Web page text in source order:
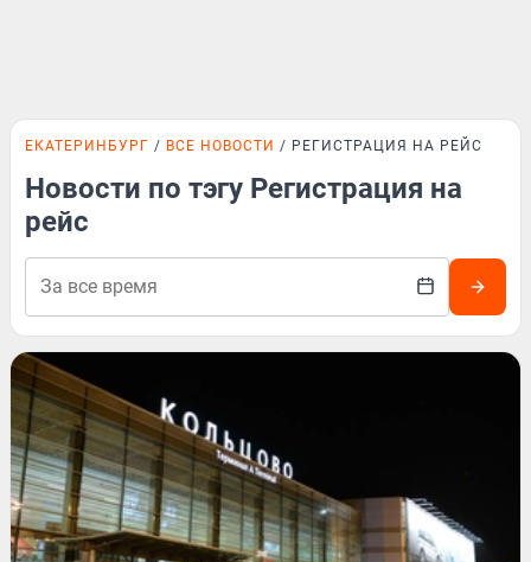
ЕКАТЕРИНБУРГ ВСЕ НОВОСТИ РЕГИСТРАЦИЯ НА РЕЙС
Новости по тэгу Регистрация на
рейс